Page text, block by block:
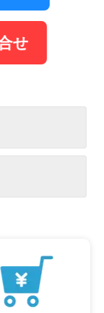
せ